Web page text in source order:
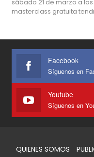
sábado 21 de marzo a
masterclass gratuita
Facebook
Youtube
QUIENES SOMOS